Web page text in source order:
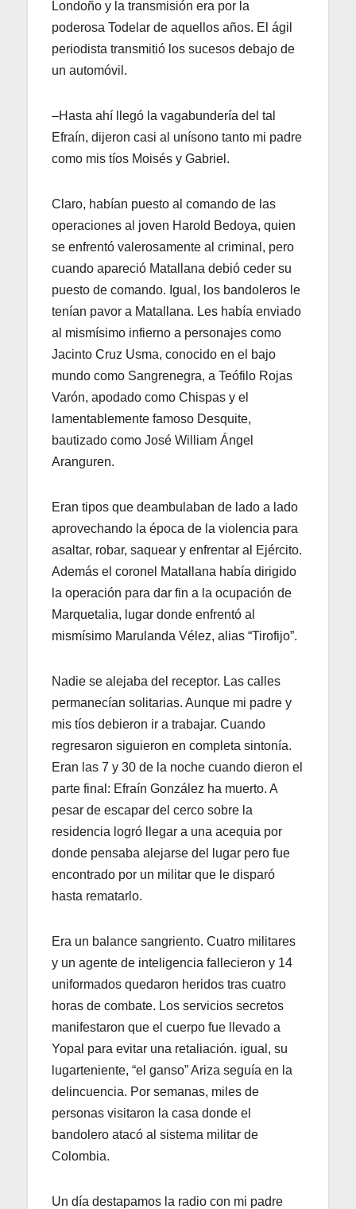
Londoño y la transmisión era por la
poderosa Todelar de aquellos años. El ágil
periodista transmitió los sucesos debajo de
un automóvil.
–Hasta ahí llegó la vagabundería del tal
Efraín, dijeron casi al unísono tanto mi padre
como mis tíos Moisés y Gabriel.
Claro, habían puesto al comando de las
operaciones al joven Harold Bedoya, quien
se enfrentó valerosamente al criminal, pero
cuando apareció Matallana debió ceder su
puesto de comando. Igual, los bandoleros le
tenían pavor a Matallana. Les había enviado
al mismísimo infierno a personajes como
Jacinto Cruz Usma, conocido en el bajo
mundo como Sangrenegra, a Teófilo Rojas
Varón, apodado como Chispas y el
lamentablemente famoso Desquite,
bautizado como José William Ángel
Aranguren.
Eran tipos que deambulaban de lado a lado
aprovechando la época de la violencia para
asaltar, robar, saquear y enfrentar al Ejército.
Además el coronel Matallana había dirigido
la operación para dar fin a la ocupación de
Marquetalia, lugar donde enfrentó al
mismísimo Marulanda Vélez, alias “Tirofijo”.
Nadie se alejaba del receptor. Las calles
permanecían solitarias. Aunque mi padre y
mis tíos debieron ir a trabajar. Cuando
regresaron siguieron en completa sintonía.
Eran las 7 y 30 de la noche cuando dieron el
parte final: Efraín González ha muerto. A
pesar de escapar del cerco sobre la
residencia logró llegar a una acequia por
donde pensaba alejarse del lugar pero fue
encontrado por un militar que le disparó
hasta rematarlo.
Era un balance sangriento. Cuatro militares
y un agente de inteligencia fallecieron y 14
uniformados quedaron heridos tras cuatro
horas de combate. Los servicios secretos
manifestaron que el cuerpo fue llevado a
Yopal para evitar una retaliación. igual, su
lugarteniente, “el ganso” Ariza seguía en la
delincuencia. Por semanas, miles de
personas visitaron la casa donde el
bandolero atacó al sistema militar de
Colombia.
Un día destapamos la radio con mi padre